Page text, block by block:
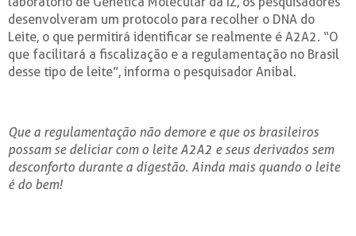
desenvolveram um protocolo para recolher o DNA do
Leite, o que permitirá identificar se realmente é A2A2. “O
que facilitará a fiscalização e a regulamentação no Brasil
desse tipo de leite”, informa o pesquisador Aníbal.
Que a regulamentação não demore e que os brasileiros
possam se deliciar com o leite A2A2 e seus derivados sem
desconforto durante a digestão. Ainda mais quando o leite
é do bem!